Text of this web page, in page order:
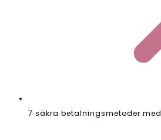
7 säkra betalningsmetoder med